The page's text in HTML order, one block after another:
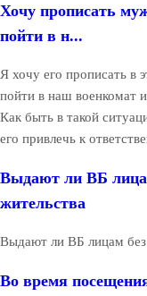
Хочу прописать
пойти в н...
Я хочу его прописать в
пойти в наш военкомат
Как быть в такой
его привлечь к
Выдают ли ВБ
жительства
Выдают ли ВБ лицам без
Во время